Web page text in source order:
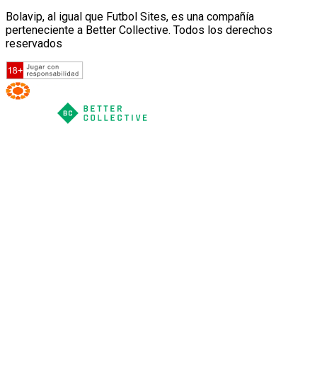
Bolavip, al igual que Futbol Sites, es una compañía
perteneciente a Better Collective. Todos los derechos
reservados